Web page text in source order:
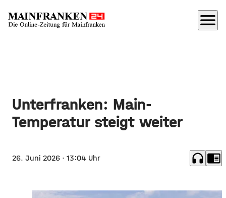
menu
Unterfranken: Main-
Temperatur steigt weiter
26. Juni 2026 · 13:04 Uhr headphones chrome_reader_mode